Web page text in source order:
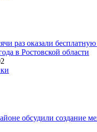
раз оказали
в Ростовской области
обсудили создание